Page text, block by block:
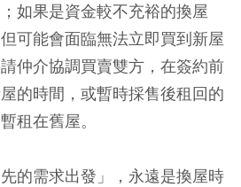
如果是資金較不充裕的換屋
可能會面臨無法立即買到新屋
仲介協調買賣雙方，在簽約前
的時間，或暫時採售後租回的
租在舊屋。
的需求出發」，永遠是換屋時